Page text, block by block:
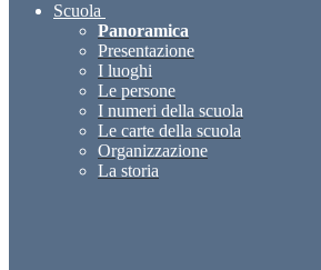
Scuola
Panoramica
Presentazione
I luoghi
Le persone
I numeri della scuola
Le carte della scuola
Organizzazione
La storia